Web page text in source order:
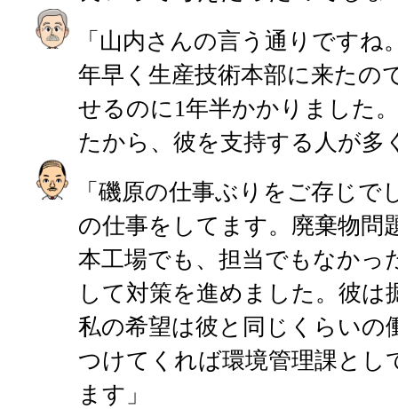
「山内さんの言う通りですね
年早く生産技術本部に来たの
せるのに1年半かかりました
たから、彼を支持する人が多
「磯原の仕事ぶりをご存じで
の仕事をしてます。廃棄物問
本工場でも、担当でもなかっ
して対策を進めました。彼は
私の希望は彼と同じくらいの
つけてくれば環境管理課とし
ます」